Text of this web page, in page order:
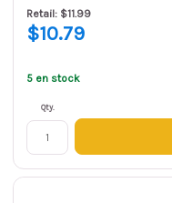
Retail: $11.99
$10.79
5 en stock
Qty.